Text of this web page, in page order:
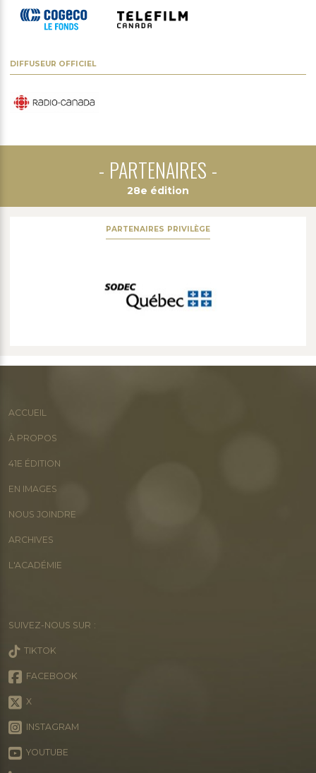
DIFFUSEUR OFFICIEL
PARTENAIRES
28e édition
PARTENAIRES PRIVILÈGE
ACCUEIL
À PROPOS
41E ÉDITION
EN IMAGES
NOUS JOINDRE
ARCHIVES
L'ACADÉMIE
SUIVEZ-NOUS SUR :
TIKTOK
FACEBOOK
X
INSTAGRAM
YOUTUBE